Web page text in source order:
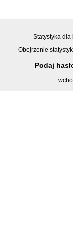
Statystyka
Obejrzenie
Podaj